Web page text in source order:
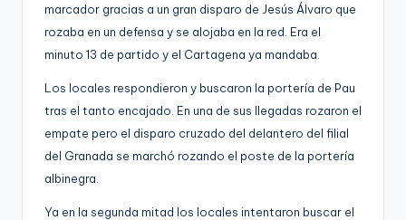
marcador gracias a un gran disparo de Jesús Álvaro que
rozaba en un defensa y se alojaba en la red. Era el
minuto 13 de partido y el Cartagena ya mandaba.
Los locales respondieron y buscaron la portería de Pau
tras el tanto encajado. En una de sus llegadas rozaron el
empate pero el disparo cruzado del delantero del filial
del Granada se marchó rozando el poste de la portería
albinegra.
Ya en la segunda mitad los locales intentaron buscar el